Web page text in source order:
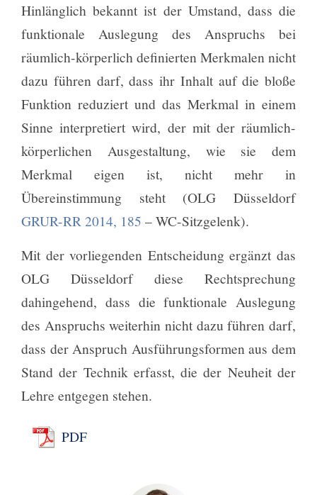
Hinlänglich bekannt ist der Umstand, dass die
funktionale Auslegung des Anspruchs bei
räumlich-körperlich definierten Merkmalen nicht
dazu führen darf, dass ihr Inhalt auf die bloße
Funktion reduziert und das Merkmal in einem
Sinne interpretiert wird, der mit der räumlich-
körperlichen Ausgestaltung, wie sie dem
Merkmal eigen ist, nicht mehr in
Übereinstimmung steht (OLG Düsseldorf
GRUR-RR 2014, 185 – WC-Sitzgelenk).
Mit der vorliegenden Entscheidung ergänzt das
OLG Düsseldorf diese Rechtsprechung
dahingehend, dass die funktionale Auslegung
des Anspruchs weiterhin nicht dazu führen darf,
dass der Anspruch Ausführungsformen aus dem
Stand der Technik erfasst, die der Neuheit der
Lehre entgegen stehen.
PDF